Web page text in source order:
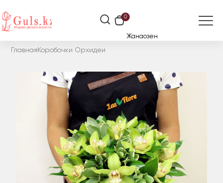
0
Жанаозен
Главная Коробочки Орхидеи